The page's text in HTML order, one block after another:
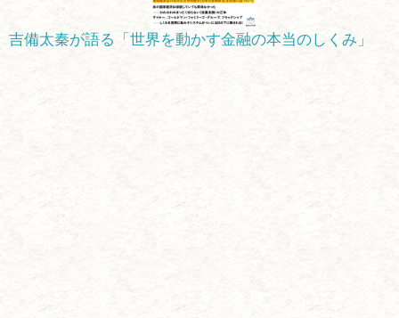
吉備太秦が語る「世界を動かす金融の本当のしくみ」